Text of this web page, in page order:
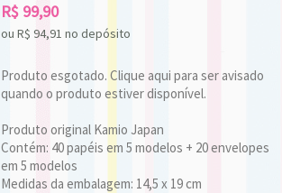
R$ 99,90
ou R$ 94,91 no depósito
Produto esgotado. Clique aqui para ser avisado
quando o produto estiver disponível.
Produto original Kamio Japan
Contém: 40 papéis em 5 modelos + 20 envelopes
em 5 modelos
Medidas da embalagem: 14,5 x 19 cm